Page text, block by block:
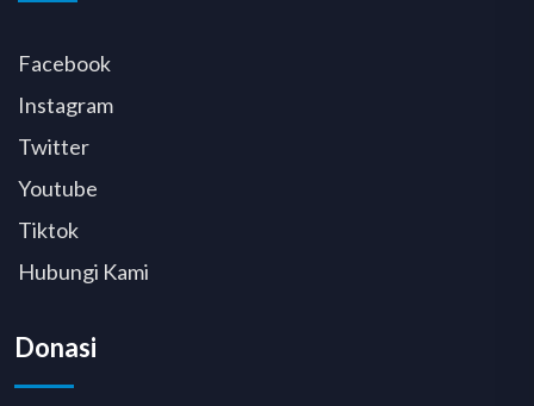
Facebook
Instagram
Twitter
Youtube
Tiktok
Hubungi Kami
Donasi